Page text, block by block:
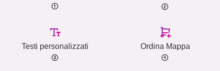
Testi personalizzati Ordina Mappa